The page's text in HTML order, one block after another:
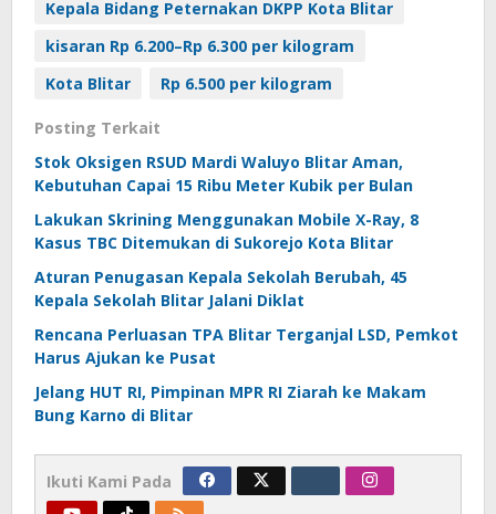
Kepala Bidang Peternakan DKPP Kota Blitar
kisaran Rp 6.200–Rp 6.300 per kilogram
Kota Blitar
Rp 6.500 per kilogram
Posting Terkait
Stok Oksigen RSUD Mardi Waluyo Blitar Aman,
Kebutuhan Capai 15 Ribu Meter Kubik per Bulan
Lakukan Skrining Menggunakan Mobile X-Ray, 8
Kasus TBC Ditemukan di Sukorejo Kota Blitar
Aturan Penugasan Kepala Sekolah Berubah, 45
Kepala Sekolah Blitar Jalani Diklat
Rencana Perluasan TPA Blitar Terganjal LSD, Pemkot
Harus Ajukan ke Pusat
Jelang HUT RI, Pimpinan MPR RI Ziarah ke Makam
Bung Karno di Blitar
Ikuti Kami Pada